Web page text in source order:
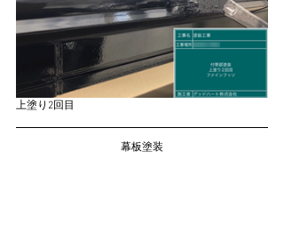
上塗り2回目
幕板塗装